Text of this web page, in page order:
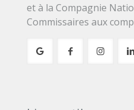
et à la Compagnie
Commissaires aux